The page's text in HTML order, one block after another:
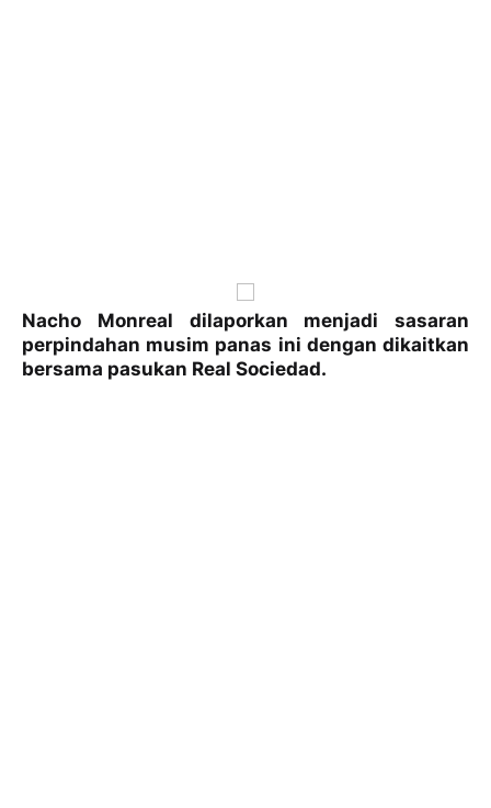
Nacho Monreal dilaporkan menjadi sasaran
perpindahan musim panas ini dengan dikaitkan
bersama pasukan Real Sociedad.